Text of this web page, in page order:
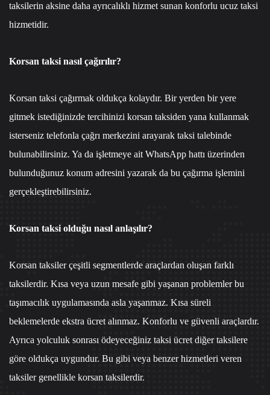
taksilerin aksine daha ayrıcalıklı hizmet sunan konforlu ucuz taksi
hizmetidir.
Korsan taksi nasıl çağırılır?
Korsan taksi çağırmak oldukça kolaydır. Bir yerden bir yere
gitmek istediğinizde tercihinizi korsan taksiden yana kullanmak
isterseniz telefonla çağrı merkezini arayarak taksi talebinde
bulunabilirsiniz. Ya da işletmeye aitWhatsApp hattı üzerinden
bulunduğunuz konum adresini yazarak da bu çağırma işlemini
gerçekleştirebilirsiniz.
Korsan taksi olduğu nasıl anlaşılır?
Korsan taksiler çeşitli segmentlerde araçlardan oluşan farklı
taksilerdir. Kısa veya uzun mesafe gibi yaşanan problemler bu
taşımacılık uygulamasında asla yaşanmaz. Kısa süreli
beklemelerde ekstra ücret alınmaz. Konforlu ve güvenli araçlardır.
Ayrıca yolculuk sonrası ödeyeceğiniz taksi ücret diğer taksilere
göre oldukça uygundur. Bu gibi veya benzer hizmetleri veren
taksiler genellikle korsan taksilerdir.